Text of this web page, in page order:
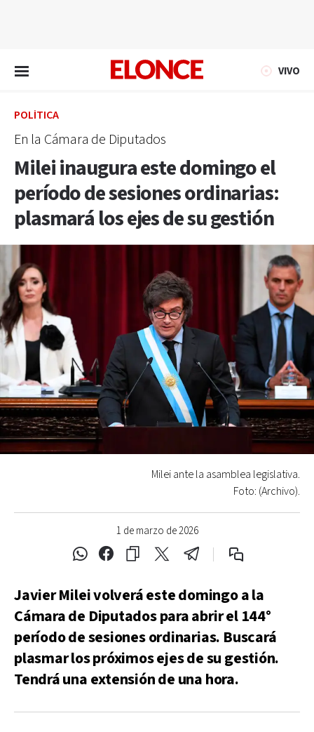
VIVO
POLÍTICA
En la Cámara de Diputados
Milei inaugura este domingo el
período de sesiones ordinarias:
plasmará los ejes de su gestión
1 de marzo de 2026
Milei ante la asamblea legislativa.
Foto: (Archivo).
Javier Milei volverá este domingo a la
Cámara de Diputados para abrir el 144°
período de sesiones ordinarias. Buscará
plasmar los próximos ejes de su gestión.
Tendrá una extensión de una hora.